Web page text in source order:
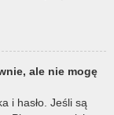
ale nie mogę
i hasło. Jeśli są